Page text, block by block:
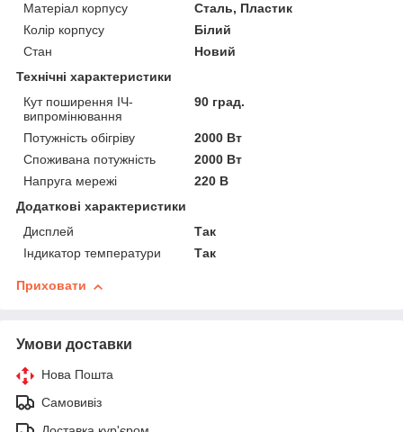
Матеріал корпусу
Сталь, Пластик
Колір корпусу
Білий
Стан
Новий
Технічні характеристики
Кут поширення ІЧ-
випромінювання
90 град.
Потужність обігріву
2000 Вт
Споживана потужність
2000 Вт
Напруга мережі
220 В
Додаткові характеристики
Дисплей
Так
Індикатор температури
Так
Приховати
Умови доставки
Нова Пошта
Самовивіз